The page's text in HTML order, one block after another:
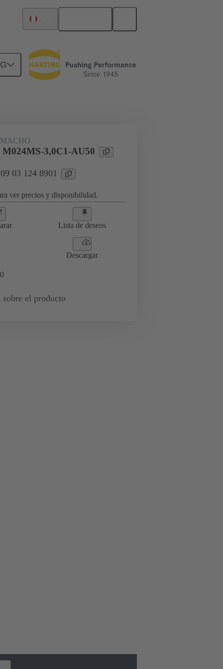
Productos
3,0C1-AU50
03 124 8901
ver precios y disponibilidad.
Lista de deseos
Descargar
0
sobre el producto